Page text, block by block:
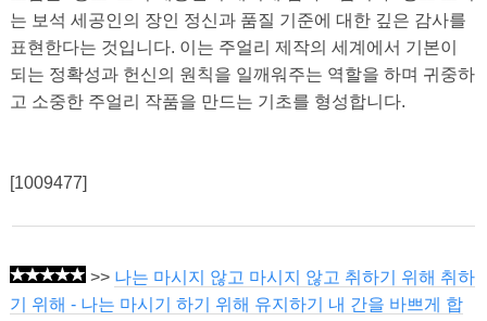
는 보석 세공인의 장인 정신과 품질 기준에 대한 깊은 감사를
표현한다는 것입니다. 이는 주얼리 제작의 세계에서 기본이
되는 정확성과 헌신의 원칙을 일깨워주는 역할을 하며 귀중하
고 소중한 주얼리 작품을 만드는 기초를 형성합니다.
[1009477]
>> 나는 마시지 않고 마시지 않고 취하기 위해 취하
기 위해 - 나는 마시기 하기 위해 유지하기 내 간을 바쁘게 합